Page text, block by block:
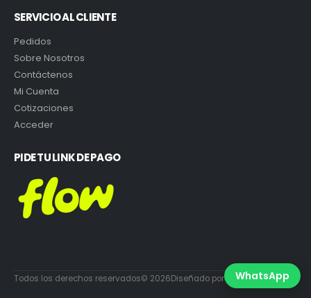
SERVICIO AL CLIENTE
Pedidos
Sobre Nosotros
Contáctenos
Mi Cuenta
Cotizaciones
Acceder
PIDE TU LINK DE PAGO
Todos los derechos reservados© 2026Diseñado por DiabloEstudio.cl
WhatsApp